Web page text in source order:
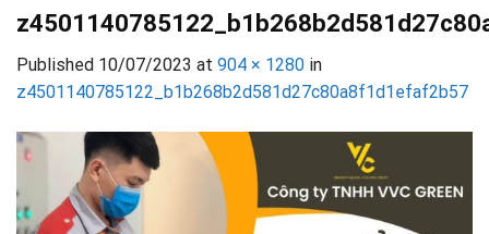
Published 10/07/2023 at 904 × 1280 in
z4501140785122_b1b268b2d581d27c80a8f1d1efaf2b57